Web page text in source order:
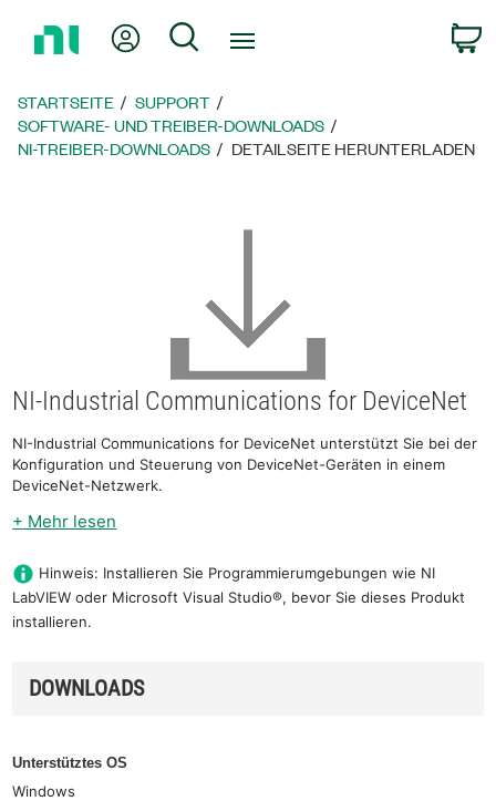
zur
Mein KontoSuche
STARTSEITE
SUPPORT
SOFTWARE- UND TREIBER-DOWNLOADS
NI-TREIBER-DOWNLOADS
DETAILSEITE HERUNTERLADEN
NI-Industrial Communications for DeviceNet
NI-Industrial Communications for DeviceNet unterstützt Sie bei der
Konfiguration und Steuerung von DeviceNet-Geräten in einem
DeviceNet-Netzwerk.
+ Mehr lesen
Hinweis: Installieren Sie Programmierumgebungen wie NI
LabVIEW oder Microsoft Visual Studio®, bevor Sie dieses Produkt
installieren.
DOWNLOADS
Unterstütztes OS
Windows